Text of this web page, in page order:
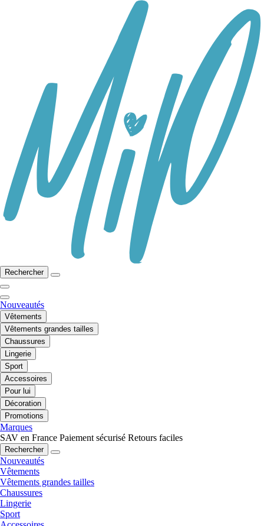
Rechercher
Nouveautés
Vêtements
Vêtements grandes tailles
Chaussures
Lingerie
Sport
Accessoires
Pour lui
Décoration
Promotions
Marques
SAV en France Paiement sécurisé Retours faciles
Rechercher
Nouveautés
Vêtements
Vêtements grandes tailles
Chaussures
Lingerie
Sport